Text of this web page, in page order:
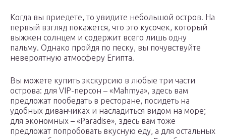
Когда вы приедете, то увидите небольшой остров. На
первый взгляд покажется, что это кусочек, который
выжжен солнцем и содержит всего лишь одну
пальму. Однако пройдя по песку, вы почувствуйте
невероятную атмосферу Египта.
Вы можете купить экскурсию в любые три части
острова: для VIP-персон – «Mahmya», здесь вам
предложат пообедать в ресторане, посидеть на
удобных диванчиках и насладиться видом на море;
для экономных – «Paradise», здесь вам тоже
предложат попробовать вкусную еду, а для остальных